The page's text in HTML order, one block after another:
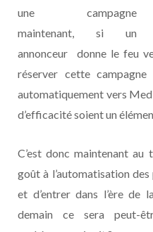
une campagne
maintenant, si un
annonceur donne le feu
réserver cette campagne
automatiquement vers
d’efficacité soient un
C’est donc maintenant au
goût à l’automatisation des
et d’entrer dans l’ère de
demain ce sera peut-